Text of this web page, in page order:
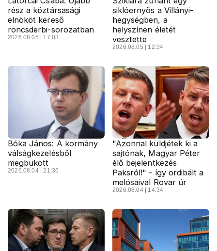
rész a köztársasági
elnököt kereső
roncsderbi-sorozatban
2026.08.05 | 17:03
siklóernyős a Villányi-
hegységben, a
helyszínen életét
vesztette
2026.08.05 | 12:34
Bóka János: A kormány
válságkezelésből
megbukott
2026.08.04 | 21:36
"Azonnal küldjétek ki a
sajtónak, Magyar Péter
élő bejelentkezés
Paksról!" - így ordibált a
melósaival Rovar úr
2026.08.04 | 14:34